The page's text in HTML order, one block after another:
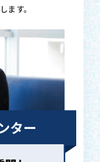
します。